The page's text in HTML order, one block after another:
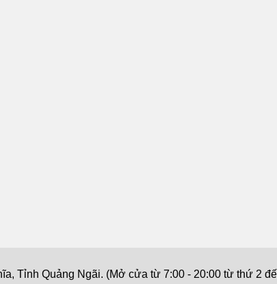
Tỉnh Quảng Ngãi. (Mở cửa từ 7:00 - 20:00 từ thứ 2